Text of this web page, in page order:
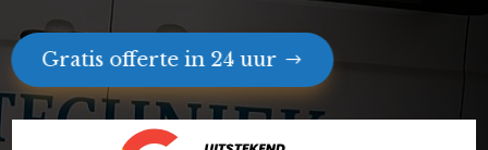
Gratis offerte in 24 uur